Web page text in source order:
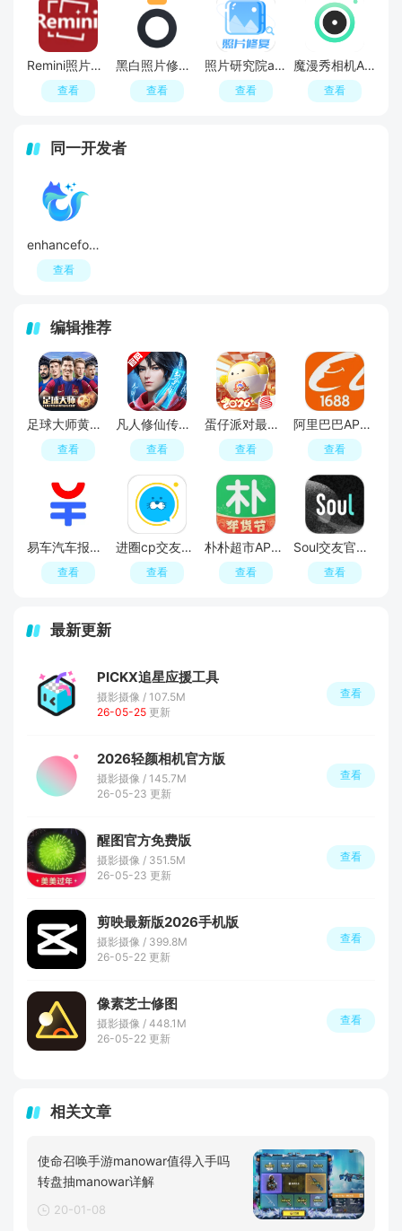
Remini照片修复功能解锁版
查看
黑白照片修复大师OTO手机版客户端
查看
照片研究院app安卓官方版
查看
魔漫秀相机APP安卓免费版
查看
同一开发者
enhancefox会员版高级版
查看
编辑推荐
足球大师黄金一代手游
查看
凡人修仙传人界篇手游2026最新版
查看
蛋仔派对最新版
查看
阿里巴巴APP2026官方版
查看
易车汽车报价APP官方正版
查看
进圈cp交友软件手机版
查看
朴朴超市APP最新版本
查看
Soul交友官方APP最新版
查看
最新更新
PICKX追星应援工具
摄影摄像 / 107.5M
26-05-25 更新
查看
2026轻颜相机官方版
摄影摄像 / 145.7M
26-05-23 更新
查看
醒图官方免费版
摄影摄像 / 351.5M
26-05-23 更新
查看
剪映最新版2026手机版
摄影摄像 / 399.8M
26-05-22 更新
查看
像素芝士修图
摄影摄像 / 448.1M
26-05-22 更新
查看
相关文章
使命召唤手游manowar值得入手吗
转盘抽manowar详解
20-01-08